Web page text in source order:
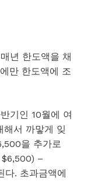
년 한도액을 채
만 한도액에 조
기인 10월에 여
해서 까맣게 잊
을 추가로
–
. 초과금액에